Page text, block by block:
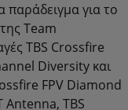
παράδειγμα για το
Team
TBS Crossfire
Diversity και
FPV Diamond
TBS